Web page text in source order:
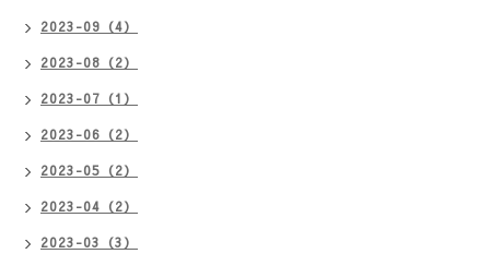
2023-09（4）
2023-08（2）
2023-07（1）
2023-06（2）
2023-05（2）
2023-04（2）
2023-03（3）